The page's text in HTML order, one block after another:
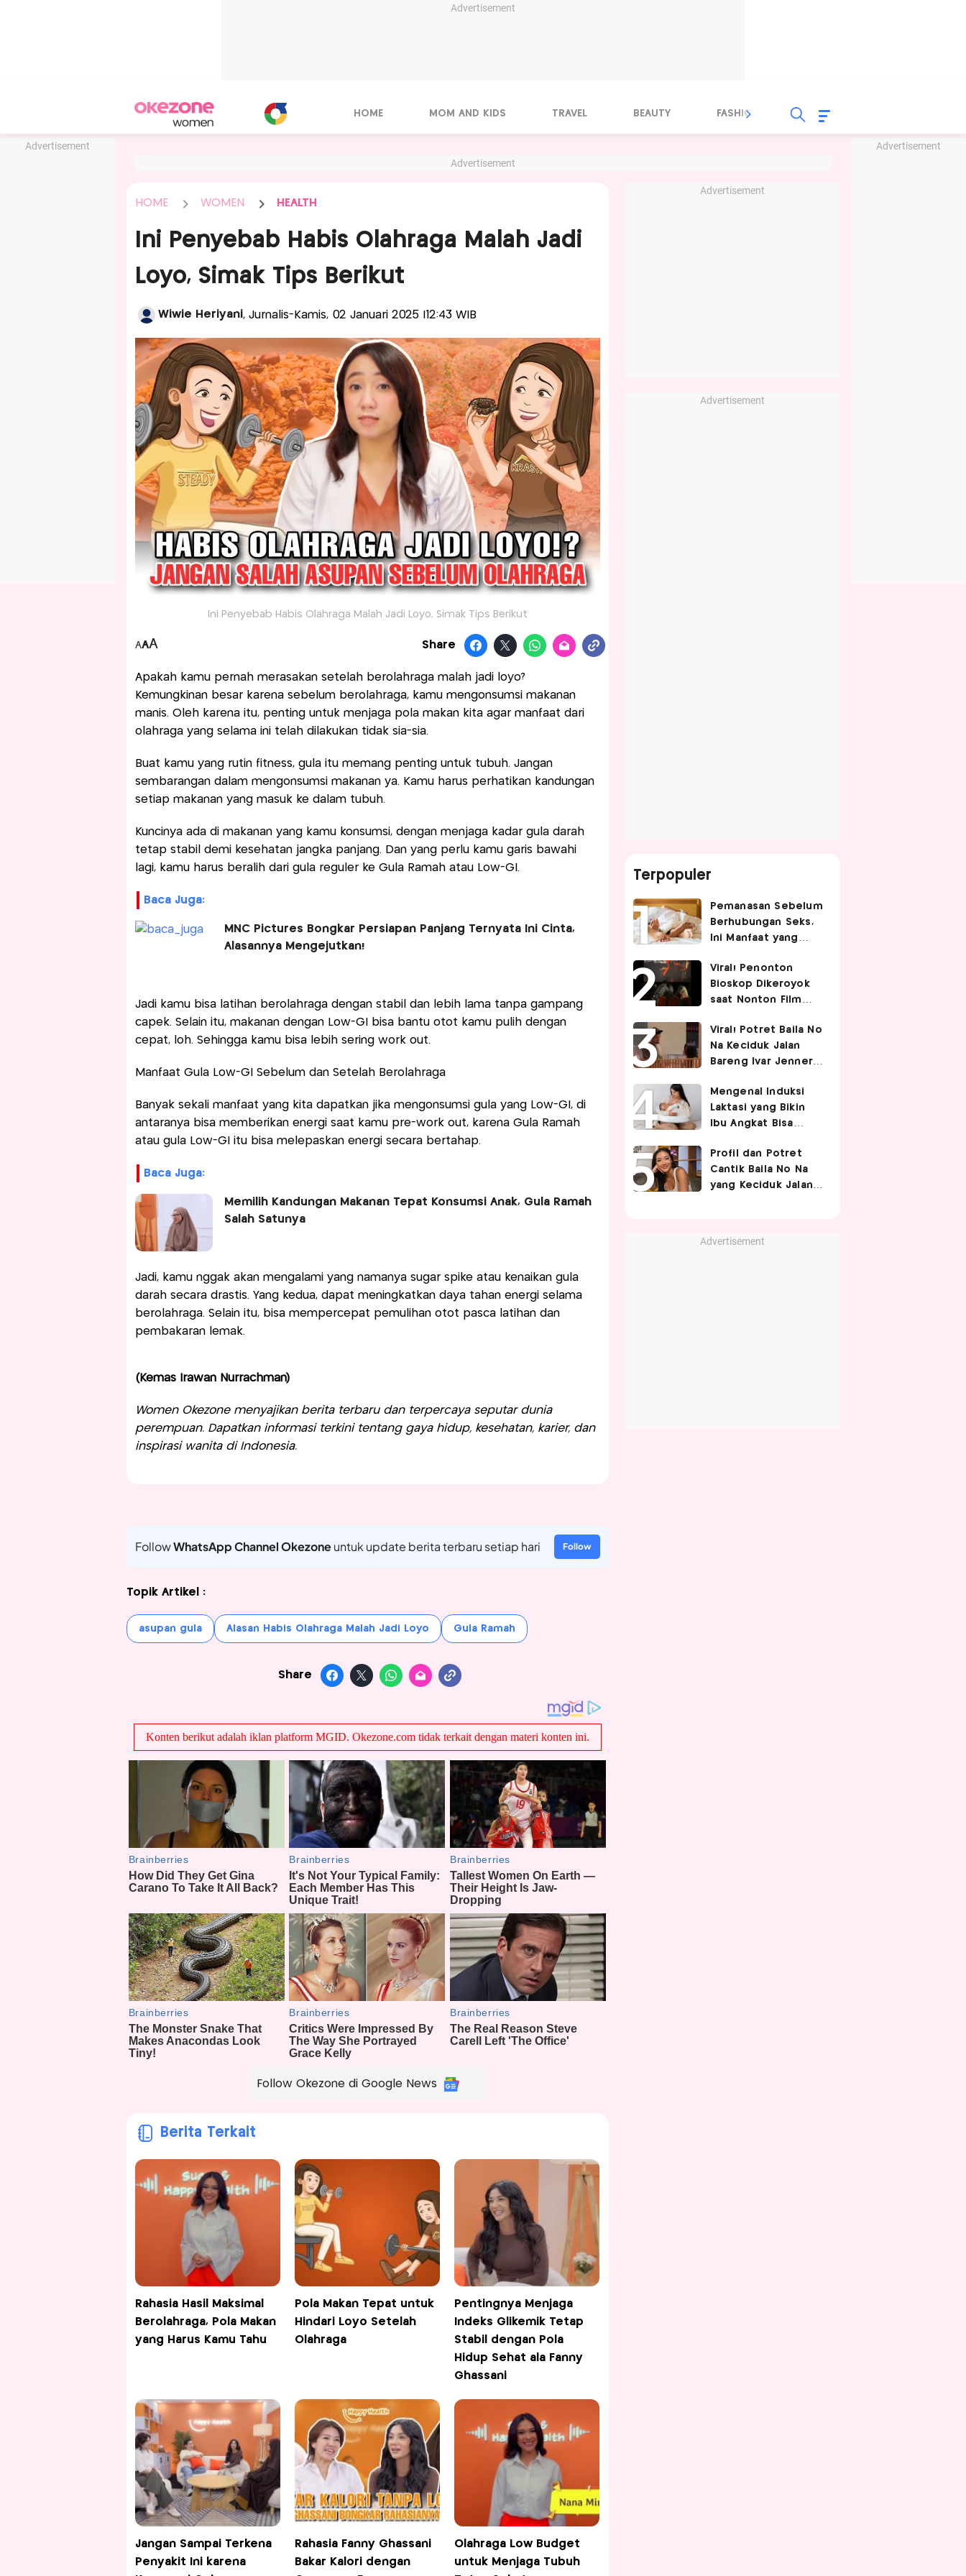
Advertisement
Advertisement Advertisement
HOME MOM AND KIDS TRAVEL BEAUTY FASHION FOOD
Advertisement
HOME WOMEN HEALTH
Ini Penyebab Habis Olahraga Malah Jadi
Loyo, Simak Tips Berikut
Wiwie Heriyani, Jurnalis-Kamis, 02 Januari 2025 |12:43 WIB
Ini Penyebab Habis Olahraga Malah Jadi Loyo, Simak Tips Berikut
AAA Share
Apakah kamu pernah merasakan setelah berolahraga malah jadi loyo?
Kemungkinan besar karena sebelum berolahraga, kamu mengonsumsi makanan
manis. Oleh karena itu, penting untuk menjaga pola makan kita agar manfaat dari
olahraga yang selama ini telah dilakukan tidak sia-sia.
Buat kamu yang rutin fitness, gula itu memang penting untuk tubuh. Jangan
sembarangan dalam mengonsumsi makanan ya. Kamu harus perhatikan kandungan
setiap makanan yang masuk ke dalam tubuh.
Kuncinya ada di makanan yang kamu konsumsi, dengan menjaga kadar gula darah
tetap stabil demi kesehatan jangka panjang. Dan yang perlu kamu garis bawahi
lagi, kamu harus beralih dari gula reguler ke Gula Ramah atau Low-GI.
Baca Juga:
MNC Pictures Bongkar Persiapan Panjang Ternyata Ini Cinta,
Alasannya Mengejutkan!
Jadi kamu bisa latihan berolahraga dengan stabil dan lebih lama tanpa gampang
capek. Selain itu, makanan dengan Low-GI bisa bantu otot kamu pulih dengan
cepat, loh. Sehingga kamu bisa lebih sering work out.
Manfaat Gula Low-GI Sebelum dan Setelah Berolahraga
Banyak sekali manfaat yang kita dapatkan jika mengonsumsi gula yang Low-GI, di
antaranya bisa memberikan energi saat kamu pre-work out, karena Gula Ramah
atau gula Low-GI itu bisa melepaskan energi secara bertahap.
Baca Juga:
Memilih Kandungan Makanan Tepat Konsumsi Anak, Gula Ramah
Salah Satunya
Jadi, kamu nggak akan mengalami yang namanya sugar spike atau kenaikan gula
darah secara drastis. Yang kedua, dapat meningkatkan daya tahan energi selama
berolahraga. Selain itu, bisa mempercepat pemulihan otot pasca latihan dan
pembakaran lemak.
(Kemas Irawan Nurrachman)
Women Okezone menyajikan berita terbaru dan terpercaya seputar dunia
perempuan. Dapatkan informasi terkini tentang gaya hidup, kesehatan, karier, dan
inspirasi wanita di Indonesia.
FollowWhatsApp Channel Okezoneuntuk update berita terbaru setiap hari Follow
Topik Artikel :
asupan gula Alasan Habis Olahraga Malah Jadi Loyo Gula Ramah
Share
Follow Okezone di Google News
Berita Terkait
Rahasia Hasil Maksimal
Berolahraga, Pola Makan
yang Harus Kamu Tahu
Pola Makan Tepat untuk
Hindari Loyo Setelah
Olahraga
Pentingnya Menjaga
Indeks Glikemik Tetap
Stabil dengan Pola
Hidup Sehat ala Fanny
Ghassani
Jangan Sampai Terkena
Penyakit Ini karena
Rahasia Fanny Ghassani
Bakar Kalori dengan
Olahraga Low Budget
untuk Menjaga Tubuh
Advertisement
Advertisement
Terpopuler
Pemanasan Sebelum
Berhubungan Seks,
Ini Manfaat yang
Pasangan
Viral! Penonton
Bioskop Dikeroyok
saat Nonton Film
Viral! Potret Baila No
Na Keciduk Jalan
Bareng Ivar Jenner,
Mengenal Induksi
Laktasi yang Bikin
Ibu Angkat Bisa
Adopsi
Profil dan Potret
Cantik Baila No Na
yang Keciduk Jalan
Advertisement